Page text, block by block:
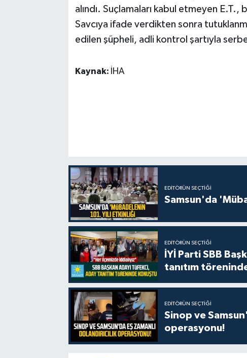
alındı. Suçlamaları kabul etmeyen
Savcıya ifade verdikten sonra
edilen şüpheli, adli kontrol şartıyla
Kaynak: İHA
EDITÖRÜN SEÇTIĞI
Samsun'da
EDITÖRÜN SEÇTIĞI
İYİ Parti SBB
tanıtım
EDITÖRÜN SEÇTIĞI
Sinop ve
operasyonu!